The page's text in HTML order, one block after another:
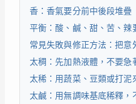
香：香氣要分前中後段堆疊
平衡：酸、鹹、甜、苦、辣
常見失敗與修正方法：把意
太稠：先加熱液體，不要急
太稀：用蔬菜、豆類或打泥
太鹹：用無調味基底稀釋，